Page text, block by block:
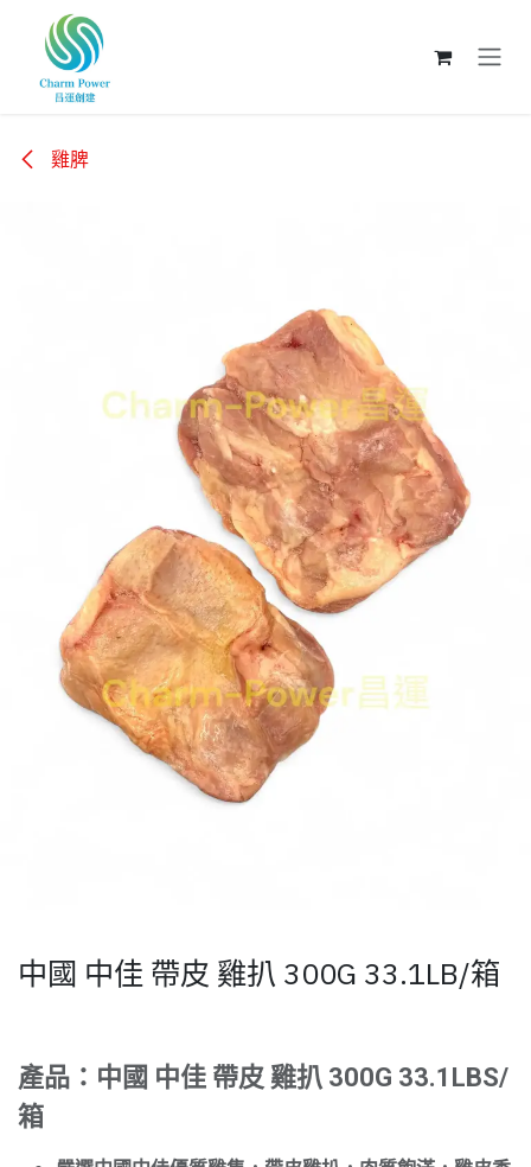
跳至內容
雞脾
中國 中佳 帶皮 雞扒 300G 33.1LB/箱
產品：中國 中佳 帶皮 雞扒 300G 33.1LBS/
箱